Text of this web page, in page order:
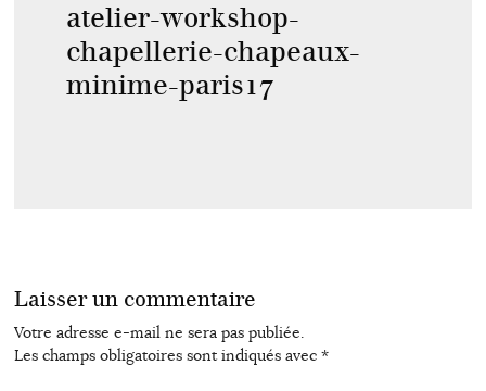
atelier-workshop-
chapellerie-chapeaux-
minime-paris17
Laisser un commentaire
Votre adresse e-mail ne sera pas publiée.
Les champs obligatoires sont indiqués avec *